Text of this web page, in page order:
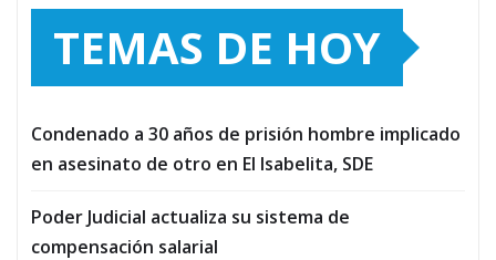
TEMAS DE HOY
Condenado a 30 años de prisión hombre implicado
en asesinato de otro en El Isabelita, SDE
Poder Judicial actualiza su sistema de
compensación salarial